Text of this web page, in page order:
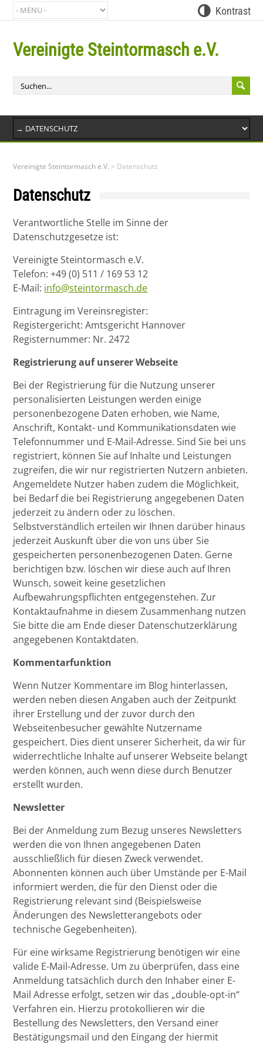
Kontrast
Vereinigte Steintormasch e.V.
Vereinigte Steintormasch e.V. > Datenschutz
Datenschutz
Verantwortliche Stelle im Sinne der
Datenschutzgesetze ist:
Vereinigte Steintormasch e.V.
Telefon: +49 (0) 511 / 169 53 12
E-Mail: info@steintormasch.de
Eintragung im Vereinsregister:
Registergericht: Amtsgericht Hannover
Registernummer: Nr. 2472
Registrierung auf unserer Webseite
Bei der Registrierung für die Nutzung unserer
personalisierten Leistungen werden einige
personenbezogene Daten erhoben, wie Name,
Anschrift, Kontakt- und Kommunikationsdaten wie
Telefonnummer und E-Mail-Adresse. Sind Sie bei uns
registriert, können Sie auf Inhalte und Leistungen
zugreifen, die wir nur registrierten Nutzern anbieten.
Angemeldete Nutzer haben zudem die Möglichkeit,
bei Bedarf die bei Registrierung angegebenen Daten
jederzeit zu ändern oder zu löschen.
Selbstverständlich erteilen wir Ihnen darüber hinaus
jederzeit Auskunft über die von uns über Sie
gespeicherten personenbezogenen Daten. Gerne
berichtigen bzw. löschen wir diese auch auf Ihren
Wunsch, soweit keine gesetzlichen
Aufbewahrungspflichten entgegenstehen. Zur
Kontaktaufnahme in diesem Zusammenhang nutzen
Sie bitte die am Ende dieser Datenschutzerklärung
angegebenen Kontaktdaten.
Kommentarfunktion
Wenn Nutzer Kommentare im Blog hinterlassen,
werden neben diesen Angaben auch der Zeitpunkt
ihrer Erstellung und der zuvor durch den
Webseitenbesucher gewählte Nutzername
gespeichert. Dies dient unserer Sicherheit, da wir für
widerrechtliche Inhalte auf unserer Webseite belangt
werden können, auch wenn diese durch Benutzer
erstellt wurden.
Newsletter
Bei der Anmeldung zum Bezug unseres Newsletters
werden die von Ihnen angegebenen Daten
ausschließlich für diesen Zweck verwendet.
Abonnenten können auch über Umstände per E-Mail
informiert werden, die für den Dienst oder die
Registrierung relevant sind (Beispielsweise
Änderungen des Newsletterangebots oder
technische Gegebenheiten).
Für eine wirksame Registrierung benötigen wir eine
valide E-Mail-Adresse. Um zu überprüfen, dass eine
Anmeldung tatsächlich durch den Inhaber einer E-
Mail Adresse erfolgt, setzen wir das „double-opt-in“
Verfahren ein. Hierzu protokollieren wir die
Bestellung des Newsletters, den Versand einer
Bestätigungsmail und den Eingang der hiermit